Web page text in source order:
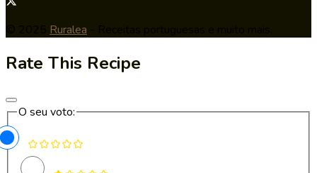
Ruralea
Rate This Recipe
O seu voto: